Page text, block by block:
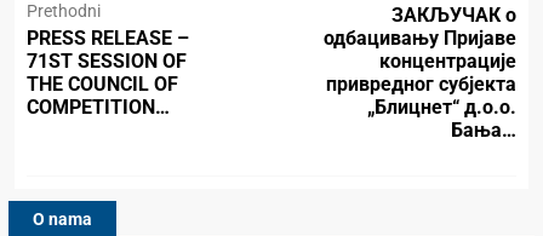
Prethodni
PRESS RELEASE –
71ST SESSION OF
THE COUNCIL OF
COMPETITION…
ЗАКЉУЧАК о
одбацивању Пријаве
концентрације
привредног субјекта
„Блицнет“ д.о.о.
Бања…
O nama